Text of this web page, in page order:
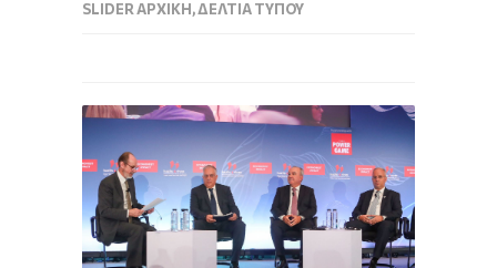
SLIDER ΑΡΧΙΚΉ,ΔΕΛΤΊΑ ΤΎΠΟΥ